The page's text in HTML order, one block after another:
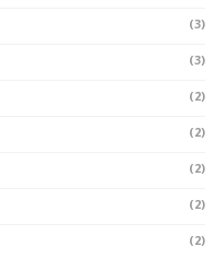
(3)
(3)
(2)
(2)
(2)
(2)
(2)